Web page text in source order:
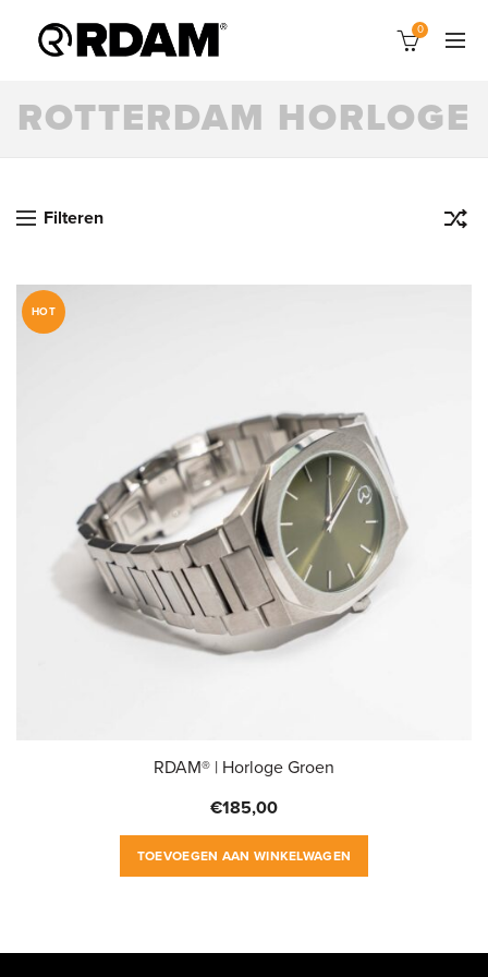
0
ROTTERDAM HORLOGE
Filteren
HOT
RDAM® | Horloge Groen
€185,00
TOEVOEGEN AAN WINKELWAGEN